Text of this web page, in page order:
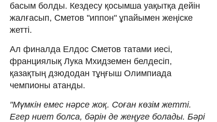
басым болды. Кездесу қосымша уақытқа дейін
жалғасып, Сметов "иппон" ұпайымен жеңіске
жетті.
Ал финалда Елдос Сметов татами иесі,
франциялық Лука Мхидземен белдесіп,
қазақтың дзюдодан тұңғыш Олимпиада
чемпионы атанды.
"Мүмкін емес нәрсе жоқ. Соған көзім жетті.
Егер ниет болса, бәрін де жеңуге болады. Бәрі